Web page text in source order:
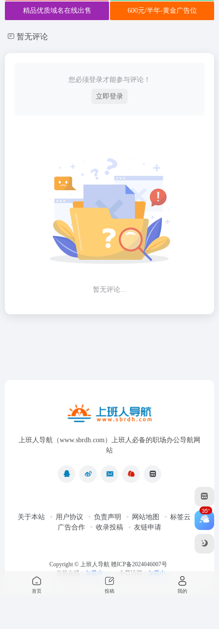
精品优质域名在线出售 600元/半年-黄金广告位
暂无评论
您必须登录才能参与评论！
立即登录
暂无评论...
上班人导航（www.sbrdh.com）上班人必备的职场办公导航网
站
关于本站 用户协议 负责声明 网站地图
标签云
广告合作
收录投稿 友链申请
Copyright © 上班人导航 赣ICP备2024046007号
当前在线： 加载中... 今日访问： 加载中...
35°
首页 投稿 我的